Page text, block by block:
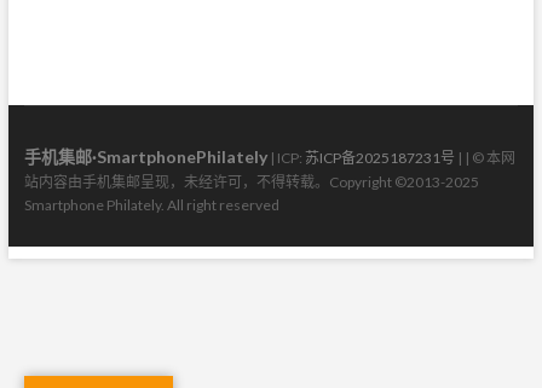
手机集邮·SmartphonePhilately| ICP: 苏ICP备2025187231号 | | © 本网
站内容由手机集邮呈现，未经许可，不得转载。Copyright ©2013-2025
Smartphone Philately. All right reserved